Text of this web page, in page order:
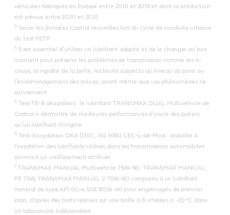
véhicules fabriqués en Europe entre 2010 et 2019 et dont la production
est prévue entre 2020 et 2025
3Selon les données Castrol recueillies lors du cycle de conduite urbaine
du test FETP
4Il est essentiel d’utiliser un lubrifiant adapté et de le changer au bon
moment pour prévenir les problèmes de transmission comme les à-
coups, la rigidité de la boîte, les bruits suspects au niveau du pont ou
l’endommagement des pièces, avant même que ces phénomènes ne
surviennent
5 Test FE-8 des paliers : le lubrifiant TRANSMAX DUAL Multivehicle de
Castrol a démontré de meilleures performances d’usure des paliers
qu’un lubrifiant d’origine
6Test d’oxydation DKA (170C, 192 HRS) CEC-L-48-Mod : stabilité à
l’oxydation des lubrifiants utilisés dans les transmissions automobiles
soumis à un vieillissement artificiel
7 TRANSMAX MANUAL Multivehicle 75W-90, TRANSMAX MANUAL
FE 75W, TRANSMAX MANUAL V 75W-80 comparés à un lubrifiant
minéral de type API GL-4 SAE 80W-90 pour engrenages de premier
plan, d’après des tests réalisés sur une boîte à 6 vitesses à -20 °C dans
un laboratoire indépendant